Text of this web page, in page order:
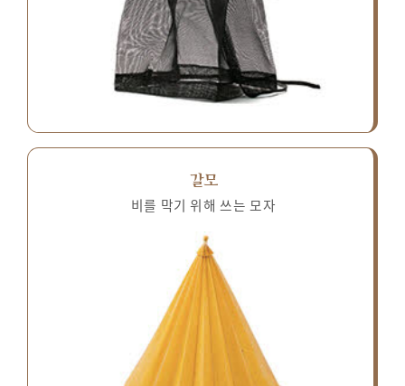
갈모
비를 막기 위해 쓰는 모자